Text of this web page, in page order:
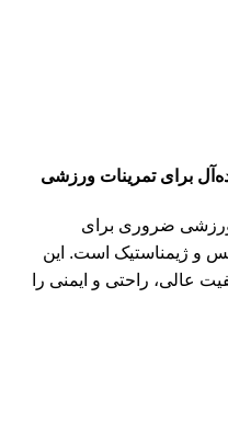
برای تمرینات ورزشی
ورزشی ضروری برای
و ژیمناستیک است. این
و کیفیت عالی، راحتی و ایمنی را